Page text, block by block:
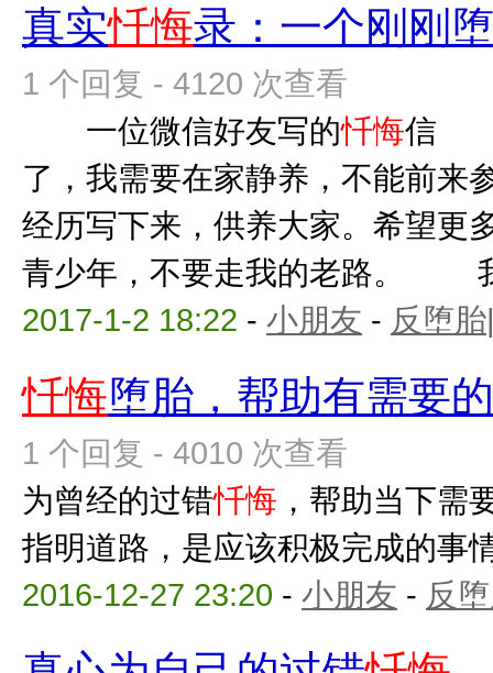
真实忏悔录：一个刚刚
1 个回复 - 4120 次查看
一位微信好友写的忏悔信
了，我需要在家静养，不能前来
经历写下来，供养大家。希望更
青少年，不要走我的老路。
2017-1-2 18:22 - 小朋友 - 反堕
忏悔堕胎，帮助有需要
1 个回复 - 4010 次查看
为曾经的过错忏悔 ，帮助当下需
指明道路，是应该积极完成的事
2016-12-27 23:20 - 小朋友 - 反